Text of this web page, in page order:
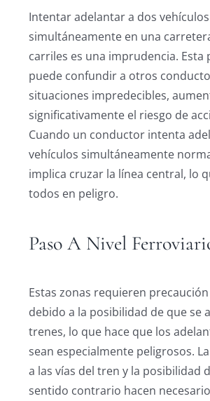
Intentar adelantar a dos vehículos
simultáneamente en una
carriles es una imprudencia. Esta
puede confundir a otros
situaciones impredecibles,
significativamente el riesgo de
Cuando un conductor intenta
vehículos simultáneamente
implica cruzar la línea central, lo
todos en peligro.
Paso A Nivel
Estas zonas requieren
debido a la posibilidad de que se
trenes, lo que hace que los
sean especialmente peligrosos.
a las vías del tren y la posibilidad
sentido contrario hacen